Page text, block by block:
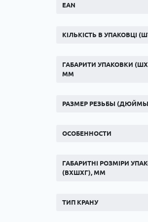
EAN
КІЛЬКІСТЬ В УПАКОВЦІ
ГАБАРИТИ УПАКОВКИ
ММ
РАЗМЕР РЕЗЬБЫ
ОСОБЕННОСТИ
ГАБАРИТНІ РОЗМІРИ
(ВХШХГ), ММ
ТИП КРАНУ